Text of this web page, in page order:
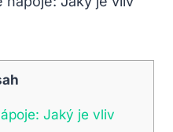
Jaký je vliv